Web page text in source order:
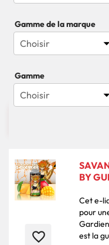
Gamme de la marque
Choisir 
Gamme
Choisir 
favorite_border
BY
Cet e-
pour
est la